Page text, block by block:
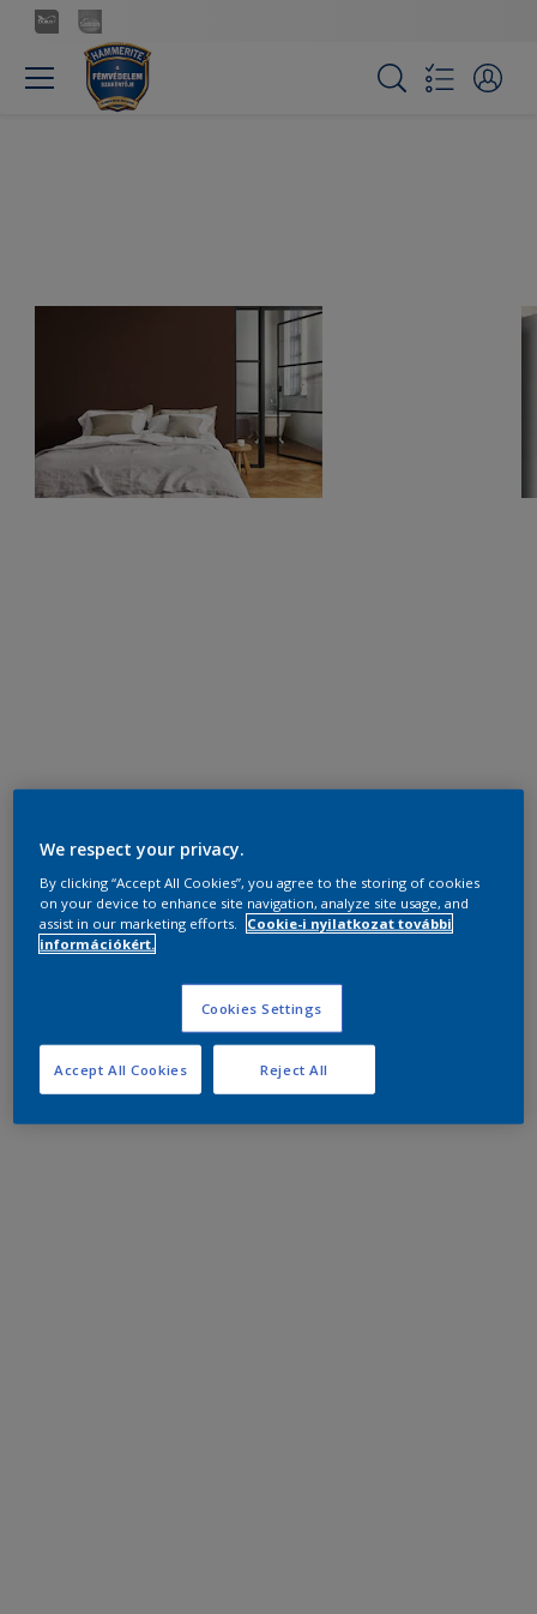
We respect your privacy.
By clicking “Accept All Cookies”, you agree to the storing of cookies
on your device to enhance site navigation, analyze site usage, and
assist in our marketing efforts.
Cookie-i nyilatkozat további
információkért.
Cookies Settings
Reject All
Accept All Cookies